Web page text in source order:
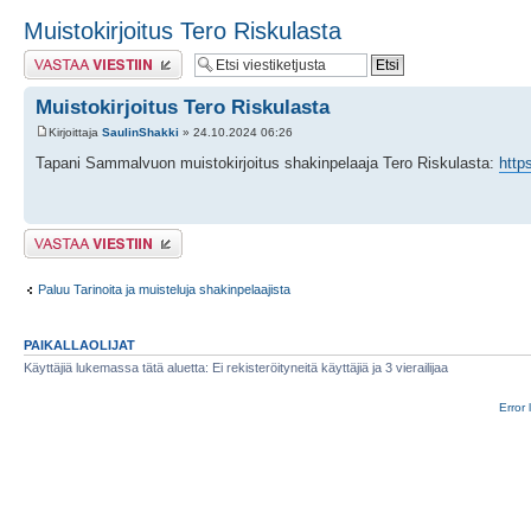
Muistokirjoitus Tero Riskulasta
Lähetä vastaus
Muistokirjoitus Tero Riskulasta
Kirjoittaja SaulinShakki » 24.10.2024 06:26
Tapani Sammalvuon muistokirjoitus shakinpelaaja Tero Riskulasta:
Lähetä vastaus
Paluu Tarinoita ja muisteluja shakinpelaajista
PAIKALLAOLIJAT
Käyttäjiä lukemassa tätä aluetta: Ei rekisteröityneitä käyttäjiä ja 3 vierailijaa
Error